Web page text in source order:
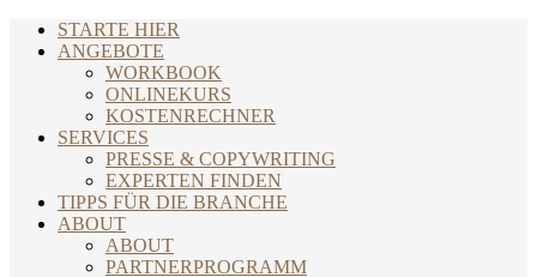
STARTE HIER
ANGEBOTE
WORKBOOK
ONLINEKURS
KOSTENRECHNER
SERVICES
PRESSE & COPYWRITING
EXPERTEN FINDEN
TIPPS FÜR DIE BRANCHE
ABOUT
ABOUT
PARTNERPROGRAMM